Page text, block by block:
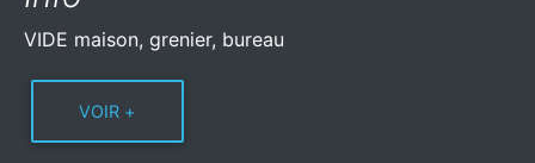
VIDE maison, grenier, bureau